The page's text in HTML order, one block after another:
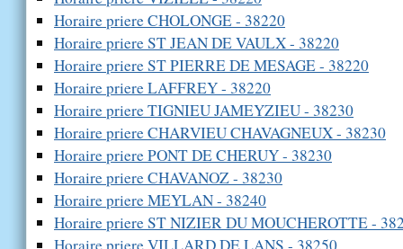
Horaire priere CHOLONGE - 38220
Horaire priere ST JEAN DE VAULX - 38220
Horaire priere ST PIERRE DE MESAGE - 38220
Horaire priere LAFFREY - 38220
Horaire priere TIGNIEU JAMEYZIEU - 38230
Horaire priere CHARVIEU CHAVAGNEUX - 38230
Horaire priere PONT DE CHERUY - 38230
Horaire priere CHAVANOZ - 38230
Horaire priere MEYLAN - 38240
Horaire priere ST NIZIER DU MOUCHEROTTE -